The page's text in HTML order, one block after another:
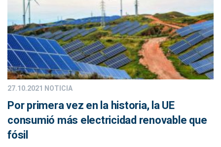
27.10.2021 NOTICIA
Por primera vez en la historia, la UE
consumió más electricidad renovable que
fósil